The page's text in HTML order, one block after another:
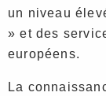
un niveau
» et des
européens.
La